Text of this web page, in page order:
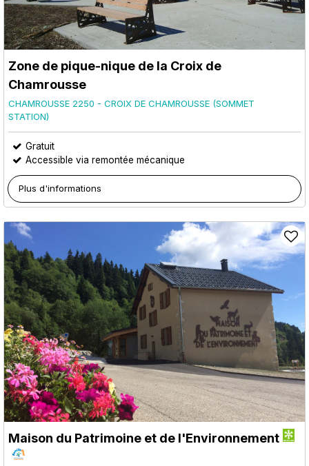
Zone de pique-nique de la Croix de
Chamrousse
CHAMROUSSE 2250 - CROIX DE CHAMROUSSE (SOMMET
STATION)
Gratuit
Accessible via remontée mécanique
Plus d'informations
Maison du Patrimoine et de l'Environnement